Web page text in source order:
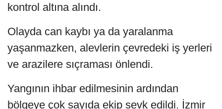
kontrol altına alındı.
Olayda can kaybı ya da yaralanma
yaşanmazken, alevlerin çevredeki iş yerleri
ve arazilere sıçraması önlendi.
Yangının ihbar edilmesinin ardından
bölgeye çok sayıda ekip sevk edildi. İzmir